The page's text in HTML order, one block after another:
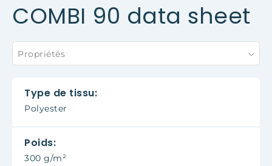
COMBI 90 data sheet
Propriétés
Type de tissu:
Polyester
Poids:
300 g/m²